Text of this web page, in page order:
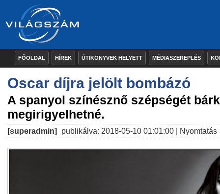
FŐOLDAL HÍREK ÚTIKÖNYVEK HELYETT MÉDIASZEREPLÉS
Oscar díjra jelölt bombázó
A spanyol színésznő szépségét
megirigyelhetné.
[superadmin] publikálva: 2018-05-10 01:01:00 | Nyomtatás